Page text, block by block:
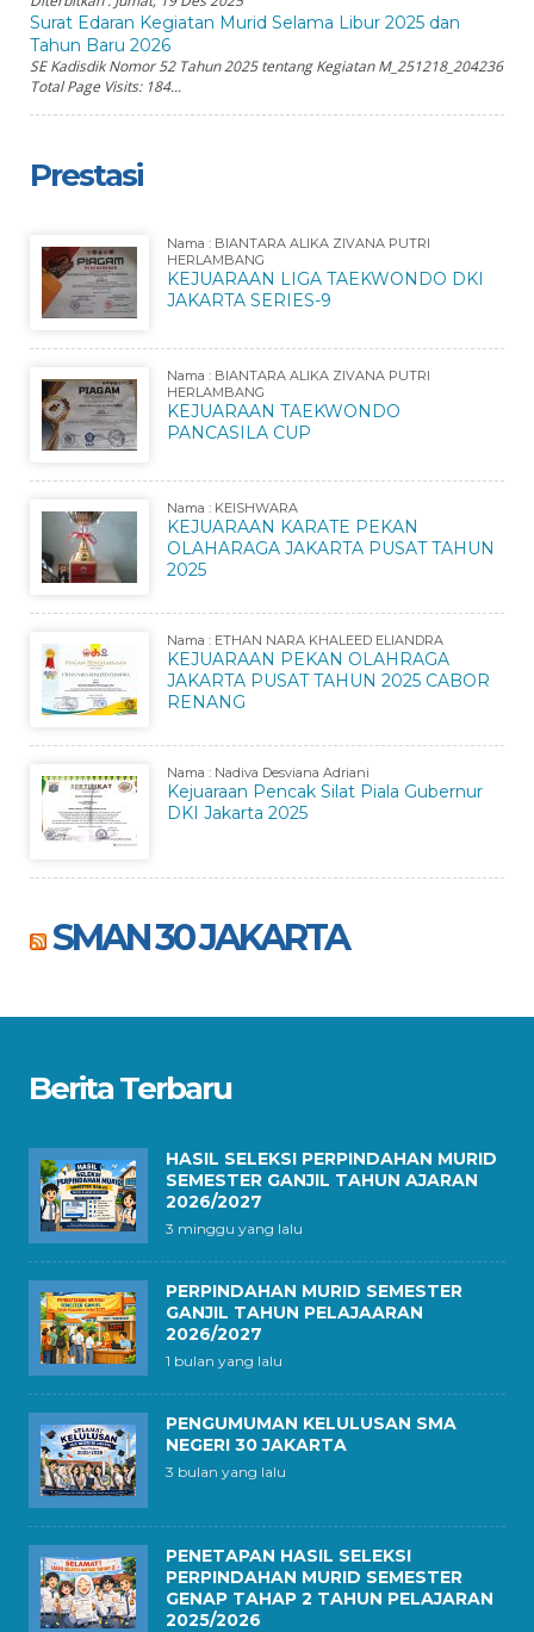
Surat Edaran Kegiatan Murid Selama Libur 2025 dan
Tahun Baru 2026
SE Kadisdik Nomor 52 Tahun 2025 tentang Kegiatan M_251218_204236
Total Page Visits: 184...
Prestasi
Nama : BIANTARA ALIKA ZIVANA PUTRI
HERLAMBANG
KEJUARAAN LIGA TAEKWONDO DKI
JAKARTA SERIES-9
Nama : BIANTARA ALIKA ZIVANA PUTRI
HERLAMBANG
KEJUARAAN TAEKWONDO
PANCASILA CUP
Nama : KEISHWARA
KEJUARAAN KARATE PEKAN
OLAHARAGA JAKARTA PUSAT TAHUN
2025
Nama : ETHAN NARA KHALEED ELIANDRA
KEJUARAAN PEKAN OLAHRAGA
JAKARTA PUSAT TAHUN 2025 CABOR
RENANG
Nama : Nadiva Desviana Adriani
Kejuaraan Pencak Silat Piala Gubernur
DKI Jakarta 2025
SMAN 30 JAKARTA
Berita Terbaru
HASIL SELEKSI PERPINDAHAN MURID
SEMESTER GANJIL TAHUN AJARAN
2026/2027
3 minggu yang lalu
PERPINDAHAN MURID SEMESTER
GANJIL TAHUN PELAJAARAN
2026/2027
1 bulan yang lalu
PENGUMUMAN KELULUSAN SMA
NEGERI 30 JAKARTA
3 bulan yang lalu
PENETAPAN HASIL SELEKSI
PERPINDAHAN MURID SEMESTER
GENAP TAHAP 2 TAHUN PELAJARAN
2025/2026